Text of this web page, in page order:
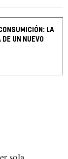
LA
UN NUEVO